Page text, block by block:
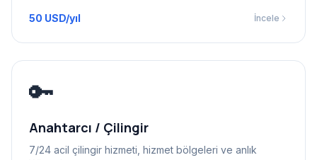
50 USD/yıl İncele
🔑
Anahtarcı / Çilingir
7/24 acil çilingir hizmeti, hizmet bölgeleri ve anlık